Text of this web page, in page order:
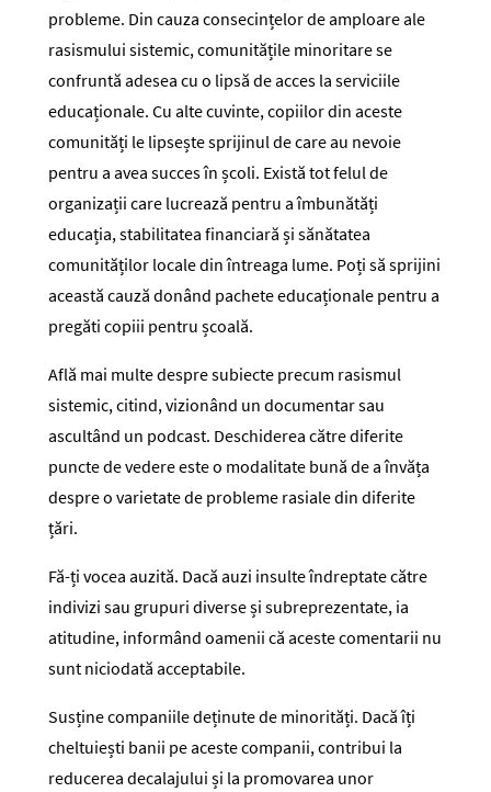
probleme. Din cauza consecințelor de amploare ale
rasismului sistemic, comunitățile minoritare se
confruntă adesea cu o lipsă de acces la serviciile
educaționale. Cu alte cuvinte, copiilor din aceste
comunități le lipsește sprijinul de care au nevoie
pentru a avea succes în școli. Există tot felul de
organizații care lucrează pentru a îmbunătăți
educația, stabilitatea financiară și sănătatea
comunităților locale din întreaga lume. Poți să sprijini
această cauză donând pachete educaționale pentru a
pregăti copiii pentru școală.
Află mai multe despre subiecte precum rasismul
sistemic, citind, vizionând un documentar sau
ascultând un podcast. Deschiderea către diferite
puncte de vedere este o modalitate bună de a învăța
despre o varietate de probleme rasiale din diferite
țări.
Fă-ți vocea auzită. Dacă auzi insulte îndreptate către
indivizi sau grupuri diverse și subreprezentate, ia
atitudine, informând oamenii că aceste comentarii nu
sunt niciodată acceptabile.
Susține companiile deținute de minorități. Dacă îți
cheltuiești banii pe aceste companii, contribui la
reducerea decalajului și la promovarea unor